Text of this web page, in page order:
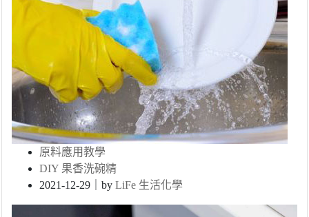
原料應用教學
DIY 果香洗碗精
2021-12-29｜by LiFe 生活化學